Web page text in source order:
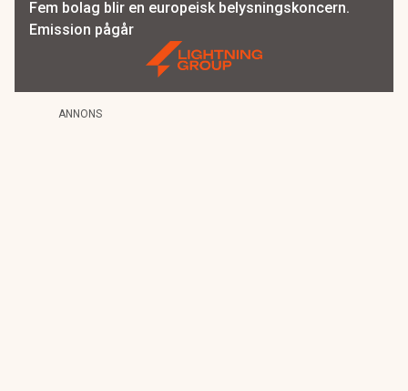
Fem bolag blir en europeisk belysningskoncern.
Emission pågår
ANNONS